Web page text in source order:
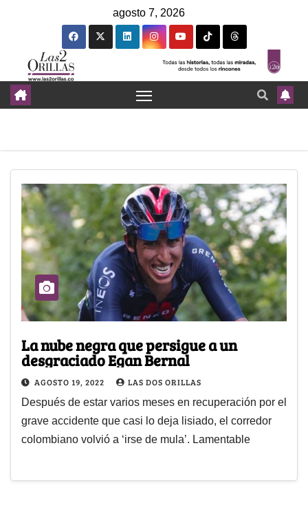
agosto 7, 2026
La nube negra que persigue a un
desgraciado Egan Bernal
AGOSTO 19, 2022 LAS DOS ORILLAS
Después de estar varios meses en recuperación por el
grave accidente que casi lo deja lisiado, el corredor
colombiano volvió a ‘irse de mula’. Lamentable